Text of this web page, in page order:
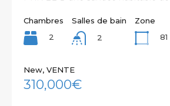
Chambres
2
Salles de bain
2
Zone
81
New, VENTE
310,000€